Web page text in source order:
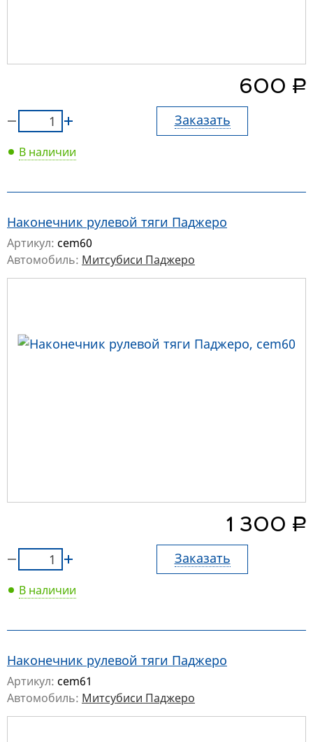
600 руб.
Заказать
В наличии
Наконечник рулевой тяги Паджеро
Артикул: cem60
Автомобиль: Митсубиси Паджеро
1 300 руб.
Заказать
В наличии
Наконечник рулевой тяги Паджеро
Артикул: cem61
Автомобиль: Митсубиси Паджеро